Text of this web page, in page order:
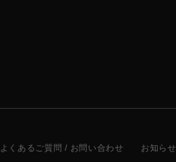
よくあるご質問 / お問い合わせ お知らせ